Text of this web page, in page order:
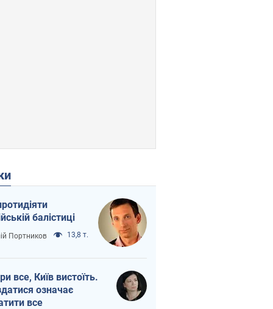
балістиці
Портников 13,8 т.
все, Київ вистоїть.
означає
все